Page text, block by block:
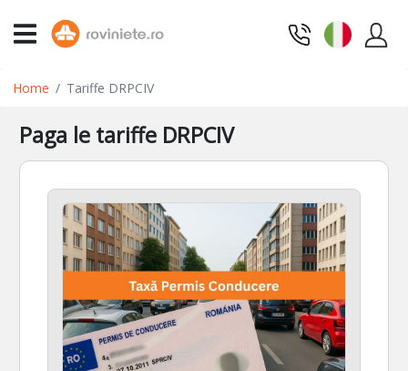
Home Tariffe DRPCIV
Paga le tariffe DRPCIV